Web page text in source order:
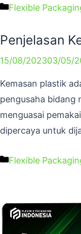
Flexible
Penjelasan
15/08/202303/05/
Kemasan plastik
pengusaha bidang
menguasai
dipercaya untuk
Flexible